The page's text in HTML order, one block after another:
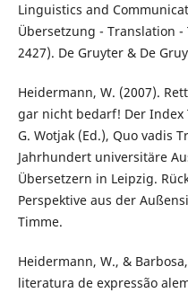
Linguistics and
Übersetzung - Translation
2427). De Gruyter & De
Heidermann, W. (2007).
gar nicht bedarf! Der Index
G. Wotjak (Ed.), Quo vadis
Jahrhundert universitäre
Übersetzern in Leipzig.
Perspektive aus der
Timme.
Heidermann, W., &
literatura de expressão